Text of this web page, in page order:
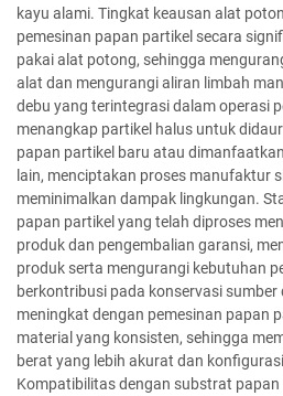
kayu alami. Tingkat keausan alat
pemesinan papan partikel secara
pakai alat potong, sehingga
alat dan mengurangi aliran limbah
debu yang terintegrasi dalam operasi
menangkap partikel halus untuk
papan partikel baru atau
lain, menciptakan proses manufaktur
meminimalkan dampak lingkungan.
papan partikel yang telah diproses
produk dan pengembalian garansi,
produk serta mengurangi kebutuhan
berkontribusi pada konservasi
meningkat dengan pemesinan papan
material yang konsisten, sehingga
berat yang lebih akurat dan
Kompatibilitas dengan substrat papan